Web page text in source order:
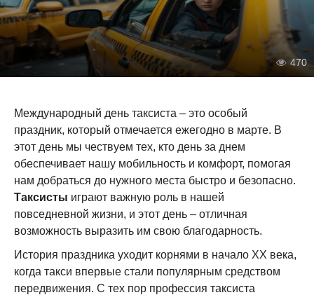
470
Международный день таксиста – это особый
праздник, который отмечается ежегодно в марте. В
этот день мы чествуем тех, кто день за днем
обеспечивает нашу мобильность и комфорт, помогая
нам добраться до нужного места быстро и безопасно.
Таксисты играют важную роль в нашей
повседневной жизни, и этот день – отличная
возможность выразить им свою благодарность.
История праздника уходит корнями в начало XX века,
когда такси впервые стали популярным средством
передвижения. С тех пор профессия таксиста